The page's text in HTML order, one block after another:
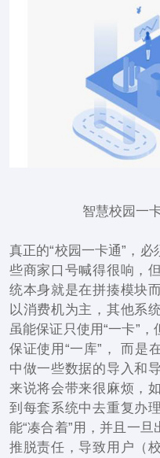
智慧校园一
真正的“校园一卡通”，
些商家口号喊得很响，
统本身就是在拼揍模块
以消费机为主，其他系
虽能保证只使用“一卡”
保证使用“一库”， 而是
中做一些数据的导入和
来说将会带来很麻烦，
到每套系统中去重复办
能“凑合着”用，并且一
推脱责任，导致用户（